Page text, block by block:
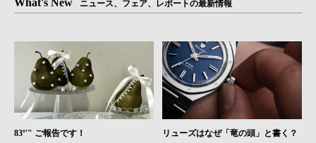
ニュース、フェア、レポートの最新情報
83º'" ご報告です！
リューズはなぜ「竜の頭」と書く？